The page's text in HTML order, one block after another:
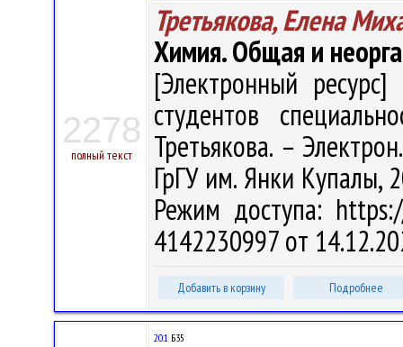
2278
полный текст
Третьякова, Елена
Химия. Общая и
[Электронный
студентов
Третьякова. –
ГрГУ им. Янки Купалы,
Режим доступа:
4142230997 от
Добавить в корзину Подробнее
20.1 Б35